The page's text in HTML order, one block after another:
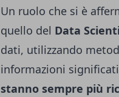
Un ruolo che si è
quello del Data
dati, utilizzando
informazioni
stanno sempre più